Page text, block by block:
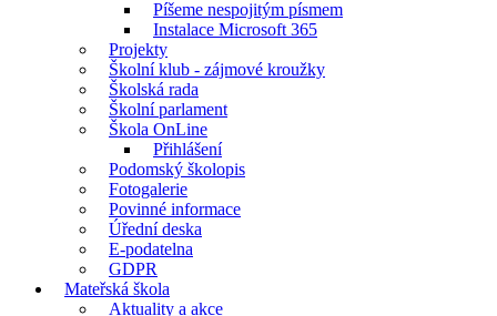
Píšeme nespojitým písmem
Instalace Microsoft 365
Projekty
Školní klub - zájmové kroužky
Školská rada
Školní parlament
Škola OnLine
Přihlášení
Podomský školopis
Fotogalerie
Povinné informace
Úřední deska
E-podatelna
GDPR
Mateřská škola
Aktuality a akce